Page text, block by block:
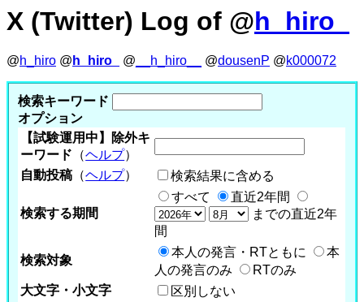
X (Twitter) Log of @h_hiro_
@h_hiro @ h_hiro_ @ __h_hiro__ @dousenP @k000072
検索キーワード
オプション
【試験運用中】除外キ
ーワード （ヘルプ）
自動投稿 （ヘルプ） 検索結果に含める
検索する期間
すべて
直近2年間
までの直近2年
間
検索対象
本人の発言・RTともに
本
人の発言のみ
RTのみ
大文字・小文字
区別しない